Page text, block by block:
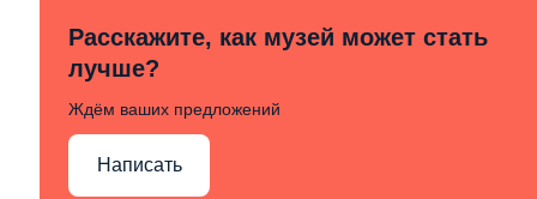
Расскажите, как музей может стать
лучше?
Ждём ваших предложений
Написать